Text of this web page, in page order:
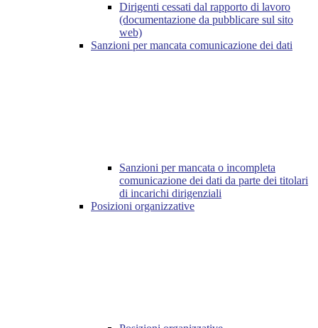
Dirigenti cessati dal rapporto di lavoro
(documentazione da pubblicare sul sito
web)
Sanzioni per mancata comunicazione dei dati
Sanzioni per mancata o incompleta
comunicazione dei dati da parte dei titolari
di incarichi dirigenziali
Posizioni organizzative